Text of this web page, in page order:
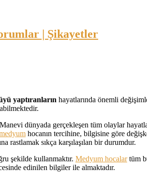
yaptıranların hayatlarında önemli
dünyada gerçekleşen tüm olaylar
hocanın tercihine, bilgisine göre
rastlamak sıkça karşılaşılan bir durumdur.
şekilde kullanmaktır. Medyum hocalartüm
edinilen bilgiler ile almaktadır.